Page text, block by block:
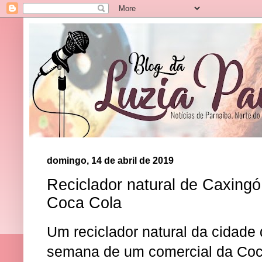
domingo, 14 de abril de 2019
Reciclador natural de
Coca Cola
Um reciclador natural da
semana de um comercial da